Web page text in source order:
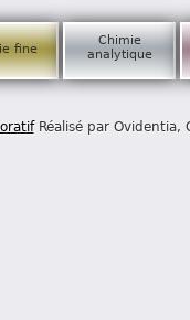
fine
Chimie
analytique
Réalisé par Ovidentia,